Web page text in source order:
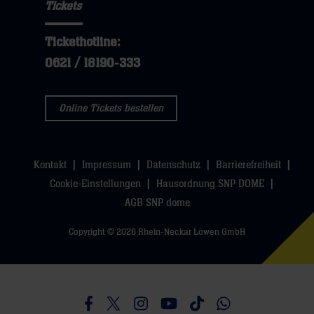
dann
hier
öffnen,
dann
klicken
sie
Tickets
Tickethotline:
0621 / 18190-333
Online Tickets bestellen
Kontakt Impressum Datenschutz
Barrierefreiheit
Cookie-Einstellungen
Hausordnung SNP DOME
AGB SNP dome
Copyright © 2026 Rhein-Neckar Löwen GmbH